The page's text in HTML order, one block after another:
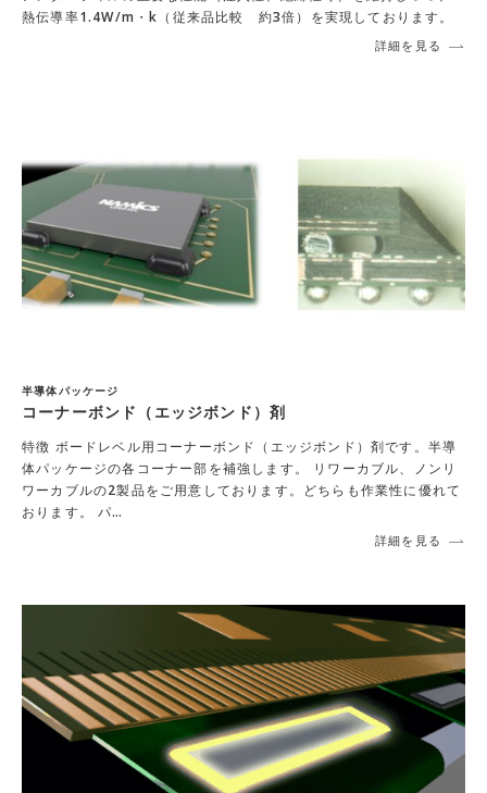
熱伝導率1.4W/m・k（従来品比較 約3倍）を実現しております。
詳細を見る
半導体パッケージ
コーナーボンド（エッジボンド）剤
特徴 ボードレベル用コーナーボンド（エッジボンド）剤です。半導
体パッケージの各コーナー部を補強します。 リワーカブル、ノンリ
ワーカブルの2製品をご用意しております。どちらも作業性に優れて
おります。 パ…
詳細を見る